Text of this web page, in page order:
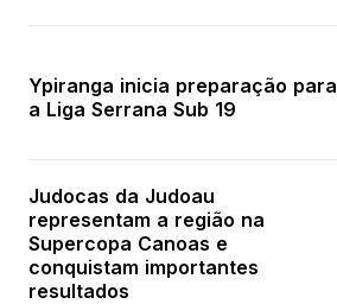
Ypiranga inicia preparação para
a Liga Serrana Sub 19
Judocas da Judoau
representam a região na
Supercopa Canoas e
conquistam importantes
resultados